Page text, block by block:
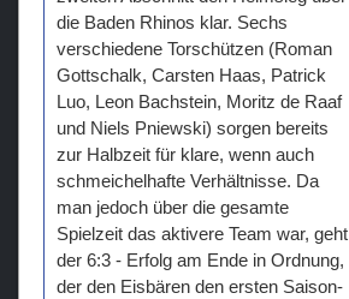
die Baden Rhinos klar. Sechs
verschiedene Torschützen (Roman
Gottschalk, Carsten Haas, Patrick
Luo, Leon Bachstein, Moritz de Raaf
und Niels Pniewski) sorgen bereits
zur Halbzeit für klare, wenn auch
schmeichelhafte Verhältnisse. Da
man jedoch über die gesamte
Spielzeit das aktivere Team war, geht
der 6:3 - Erfolg am Ende in Ordnung,
der den Eisbären den ersten Saison-